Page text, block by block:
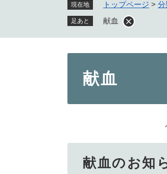
現在地 トップページ > 分
足あと 献血
献血
献血のお知